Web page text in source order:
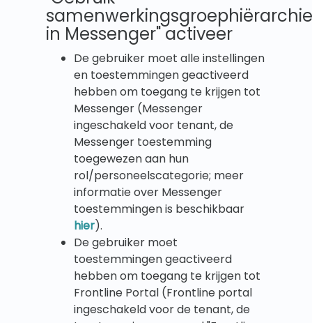
samenwerkingsgroephiërarchie
in Messenger" activeer
De gebruiker moet alle instellingen
en toestemmingen geactiveerd
hebben om toegang te krijgen tot
Messenger (Messenger
ingeschakeld voor tenant, de
Messenger toestemming
toegewezen aan hun
rol/personeelscategorie; meer
informatie over Messenger
toestemmingen is beschikbaar
hier).
De gebruiker moet
toestemmingen geactiveerd
hebben om toegang te krijgen tot
Frontline Portal (Frontline portal
ingeschakeld voor de tenant, de